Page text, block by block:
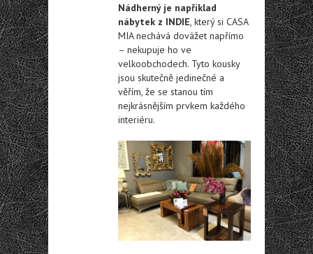
Nádherný je například
nábytek z INDIE, který si CASA
MIA nechává dovážet napřímo
– nekupuje ho ve
velkoobchodech. Tyto kousky
jsou skutečně jedinečné a
věřím, že se stanou tím
nejkrásnějším prvkem každého
interiéru.